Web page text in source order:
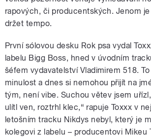
rapových, či producentských. Jenom
držet tempo.
První sólovou desku Rok psa vydal
labelu Bigg Boss, hned v úvodním
šéfem vydavatelství Vladimirem 518.
minulost a dnes si nemohou přijít na
tým, není vibe. Suchou větev jsem
ulítl ven, roztrhl klec,“ rapuje Toxxx v
letošním tracku Nikdys nebyl, který je
kolegovi z labelu – producentovi Mikeu